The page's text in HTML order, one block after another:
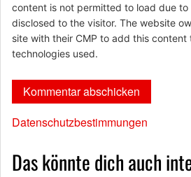
content is not permitted to load due
disclosed to the visitor. The website
site with their CMP to add this content
technologies used.
Datenschutzbestimmungen
Das könnte dich auch